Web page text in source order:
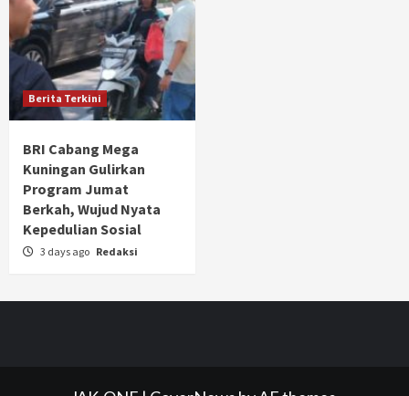
Berita Terkini
BRI Cabang Mega
Kuningan Gulirkan
Program Jumat
Berkah, Wujud Nyata
Kepedulian Sosial
3 days ago Redaksi